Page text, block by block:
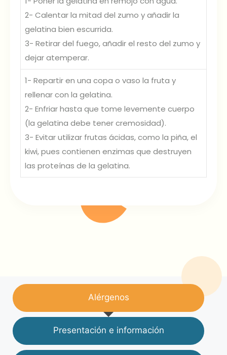
2- Calentar la mitad del zumo y añadir la
gelatina bien escurrida.
3- Retirar del fuego, añadir el resto del zumo y
dejar atemperar.
1- Repartir en una copa o vaso la fruta y
rellenar con la gelatina.
2- Enfriar hasta que tome levemente cuerpo
(la gelatina debe tener cremosidad).
3- Evitar utilizar frutas ácidas, como la piña, el
kiwi, pues contienen enzimas que destruyen
las proteínas de la gelatina.
Alérgenos
Presentación e información